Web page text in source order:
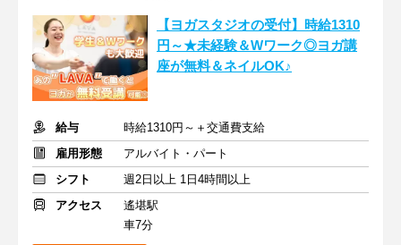
【ヨガスタジオの受付】時給1310
円～★未経験＆Wワーク◎ヨガ講
座が無料＆ネイルOK♪
給与
時給1310円～＋交通費支給
雇用形態
アルバイト・パート
シフト
週2日以上 1日4時間以上
アクセス
遙堪駅
車7分